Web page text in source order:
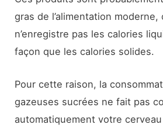
gras de l’alimentation
n’enregistre pas les calories
façon que les calories solides.
Pour cette raison, la
gazeuses sucrées ne fait pas
automatiquement votre